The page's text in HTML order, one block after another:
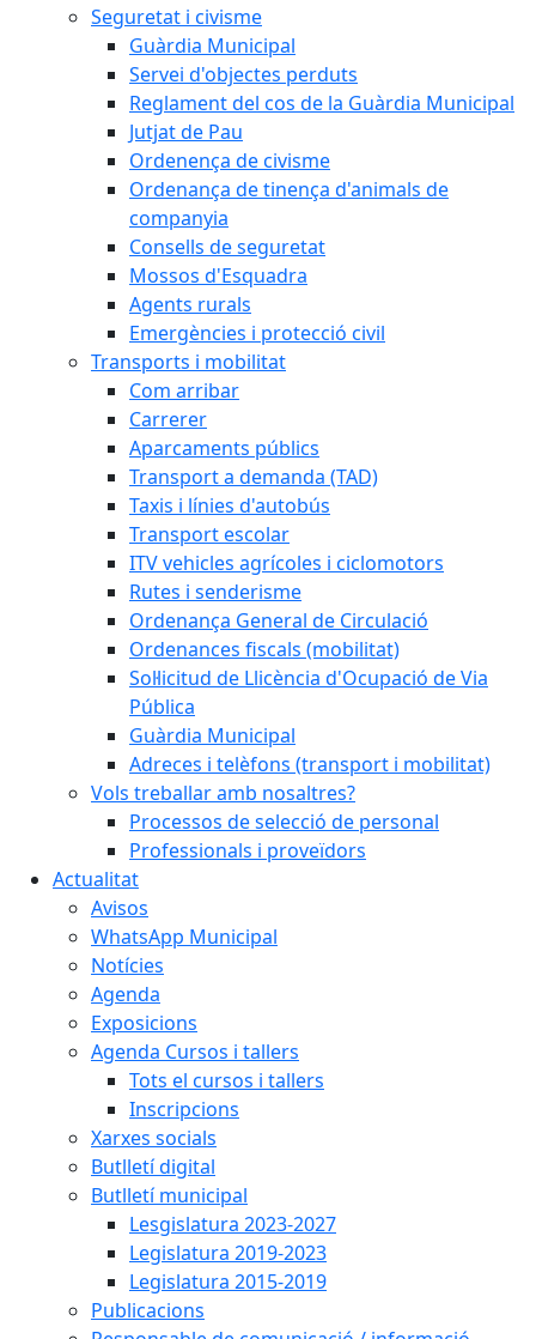
Seguretat i civisme
Guàrdia Municipal
Servei d'objectes perduts
Reglament del cos de la Guàrdia Municipal
Jutjat de Pau
Ordenença de civisme
Ordenança de tinença d'animals de
companyia
Consells de seguretat
Mossos d'Esquadra
Agents rurals
Emergències i protecció civil
Transports i mobilitat
Com arribar
Carrerer
Aparcaments públics
Transport a demanda (TAD)
Taxis i línies d'autobús
Transport escolar
ITV vehicles agrícoles i ciclomotors
Rutes i senderisme
Ordenança General de Circulació
Ordenances fiscals (mobilitat)
Sol·licitud de Llicència d'Ocupació de Via
Pública
Guàrdia Municipal
Adreces i telèfons (transport i mobilitat)
Vols treballar amb nosaltres?
Processos de selecció de personal
Professionals i proveïdors
Actualitat
Avisos
WhatsApp Municipal
Notícies
Agenda
Exposicions
Agenda Cursos i tallers
Tots el cursos i tallers
Inscripcions
Xarxes socials
Butlletí digital
Butlletí municipal
Lesgislatura 2023-2027
Legislatura 2019-2023
Legislatura 2015-2019
Publicacions